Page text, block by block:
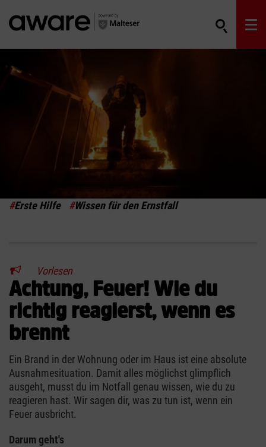
#Erste Hilfe #Wissen für den Ernstfall
Vorlesen
Achtung, Feuer! Wie du
richtig reagierst, wenn es
brennt
Ein Brand in der Wohnung oder im Haus ist eine absolute
Ausnahmesituation. Damit alles möglichst glimpflich
ausgeht, musst du im Notfall genau wissen, wie du zu
reagieren hast. Wir sagen dir, was zu tun ist, wenn ein
Feuer ausbricht.
Darum geht's